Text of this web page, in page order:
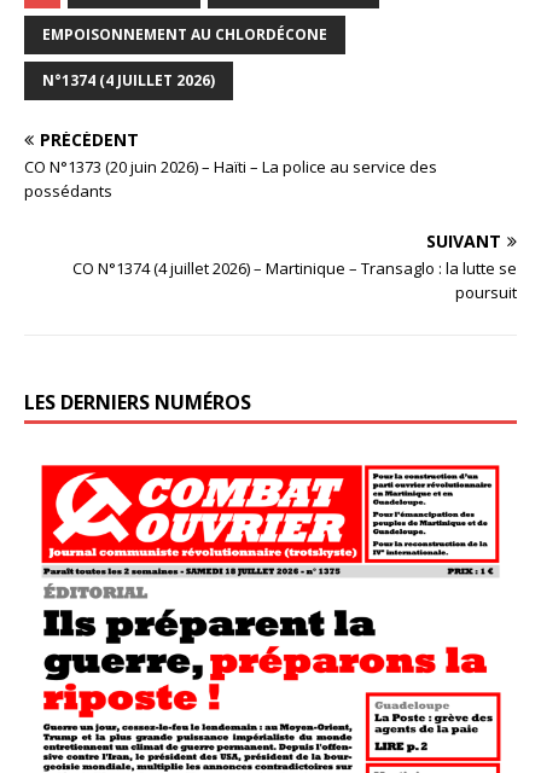
EMPOISONNEMENT AU CHLORDÉCONE
N°1374 (4 JUILLET 2026)
PRÉCÉDENT
CO N°1373 (20 juin 2026) – Haïti – La police au service des
possédants
SUIVANT
CO N°1374 (4 juillet 2026) – Martinique – Transaglo : la lutte se
poursuit
LES DERNIERS NUMÉROS